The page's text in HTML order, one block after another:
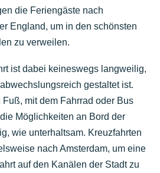
die Feriengäste nach
England, um in den schönsten
zu verweilen.
ist dabei keineswegs langweilig,
gestaltet ist.
mit dem Fahrrad oder Bus
Möglichkeiten an Bord der
wie unterhaltsam. Kreuzfahrten
nach Amsterdam, um eine
auf den Kanälen der Stadt zu